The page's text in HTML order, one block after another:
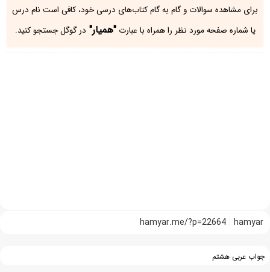
برای مشاهده سوالات و گام به گام کتاب‌های درسی خود، کافی است نام درس
یا شماره صفحه مورد نظر را همراه با عبارت"همیار" در گوگل جستجو کنید.
hamyar
hamyar.me/?p=22664
جواب عربی هشتم